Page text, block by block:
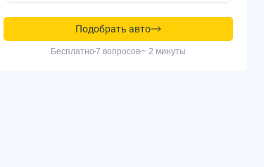
Подобрать авто
Бесплатно 7 вопросов~ 2 минуты